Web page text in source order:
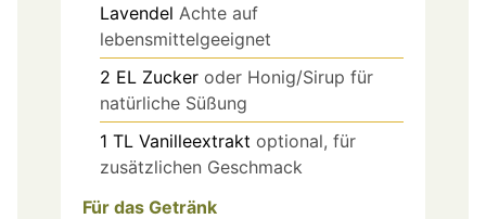
Lavendel Achte auf
lebensmittelgeeignet
2 EL Zucker oder Honig/Sirup für
natürliche Süßung
1 TL Vanilleextrakt optional, für
zusätzlichen Geschmack
Für das Getränk